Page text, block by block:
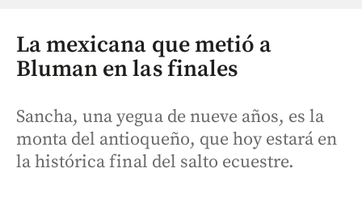
La mexicana que metió a
Bluman en las finales
Sancha, una yegua de nueve años, es la
monta del antioqueño, que hoy estará en
la histórica final del salto ecuestre.